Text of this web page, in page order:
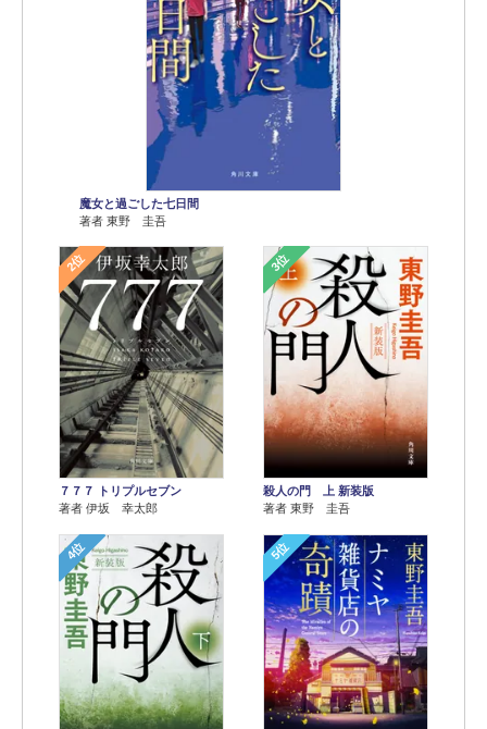
魔女と過ごした七日間
著者 東野 圭吾
2位
７７７ トリプルセブン
著者 伊坂 幸太郎
3位
殺人の門 上 新装版
著者 東野 圭吾
4位 5位